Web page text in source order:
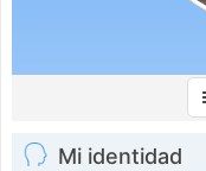
Mi identidad